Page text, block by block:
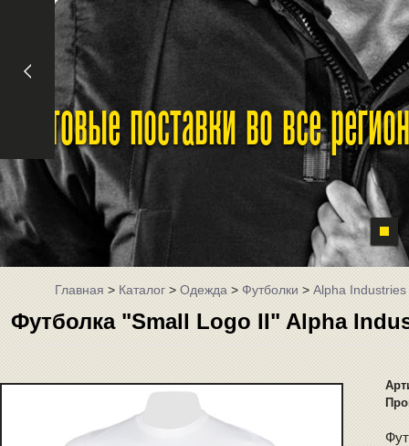
Оптовые поставки во все
Главная>Каталог>Одежда>Футболки>Alpha Industries
Футболка "Small Logo II" Alpha